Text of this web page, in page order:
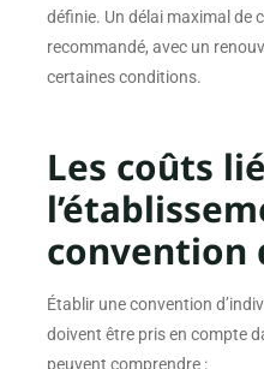
définie. Un délai maximal de
recommandé, avec un
certaines conditions.
Les coûts
convention
Établir une convention
doivent être pris en compte